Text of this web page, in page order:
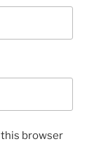
this browser